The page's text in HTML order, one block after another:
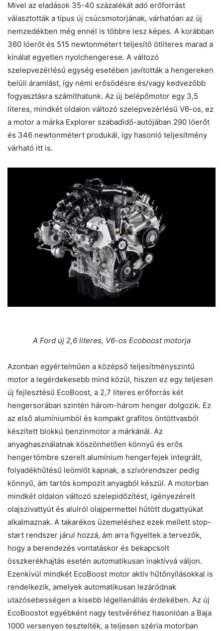
Mivel az eladások 35-40 százalékát adó erőforrást
választották a típus új csúcsmotorjának, várhatóan az új
nemzedékben még ennél is többre lesz képes. A korábban
360 lóerőt és 515 newtonmétert teljesítő ötliteres marad a
kínálat egyetlen nyolchengerese. A változó
szelepvezérlésű egység esetében javították a hengereken
belüli áramlást, így némi erősödésre és/vagy kedvezőbb
fogyasztásra számíthatunk. Az új belépőmotor egy 3,5
literes, mindkét oldalon változó szelepvezérlésű V6-os, ez
a motor a márka Explorer szabadidő-autójában 290 lóerőt
és 346 newtonmétert produkál, így hasonló teljesítmény
várható itt is.
A Ford új 2,6 literes, V6-os Ecoboost motorja
Azonban egyértelműen a középső teljesítményszintű
motor a legérdekesebb mind közül, hiszen ez egy teljesen
új fejlesztésű EcoBoost, a 2,7 literes erőforrás két
hengersorában szintén három-három henger dolgozik. Ez
az első alumíniumból és kompakt grafitos öntöttvasból
készített blokkú benzinmotor a márkánál. Az
anyaghasználatnak köszönhetően könnyű és erős
hengertömbre szerelt alumínium hengerfejek integrált,
folyadékhűtésű leömlőt kapnak, a szívórendszer pedig
könnyű, ám tartós kompozit anyagból készül. A motorban
mindkét oldalon változó szelepidőzítést, igényezérelt
olajszivattyút és alulról olajpermettel hűtött dugattyúkat
alkalmaznak. A takarékos üzemeléshez ezek mellett stop-
start rendszer járul hozzá, ám arra figyeltek a tervezők,
hogy a berendezés vontatáskor és bekapcsolt
összkerékhajtás esetén automatikusan inaktívvá váljon.
Ezenkívül mindkét EcoBoost motor aktív hűtőnyílásokkal is
rendelkezik, amelyek automatikusan lezáródnak
utazósebességen a kisebb légellenállás érdekében. Az új
EcoBoostot egyébként nagy testvéréhez hasonlóan a Baja
1000 versenyen tesztelték, a teljesen széria motorban